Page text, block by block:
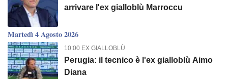
arrivare l'ex gialloblù Marroccu
Martedì 4 Agosto 2026
10:00 EX GIALLOBLÙ
Perugia: il tecnico è l'ex gialloblù Aimo
Diana